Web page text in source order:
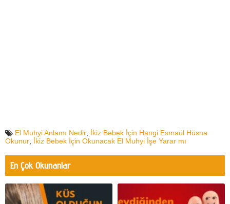
El Muhyi Anlamı Nedir, İkiz Bebek İçin Hangi Esmaül Hüsna
Okunur, İkiz Bebek İçin Okunacak El Muhyi İşe Yarar mı
En Çok Okunanlar